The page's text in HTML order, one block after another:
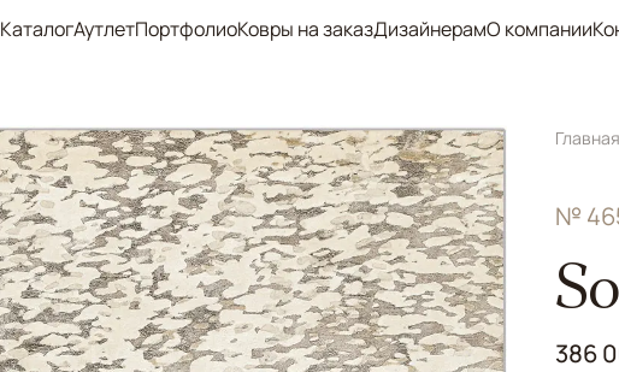
КаталогАутлетПортфолиоКовры на заказДизайнерамО компании
Главная
№
386